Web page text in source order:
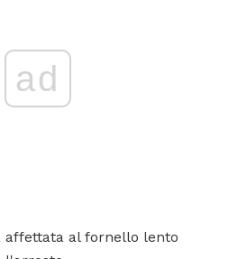
ad
affettata al fornello lento